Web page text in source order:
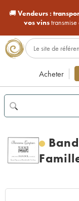
🚚Vendeurs :
vos vins
Acheter